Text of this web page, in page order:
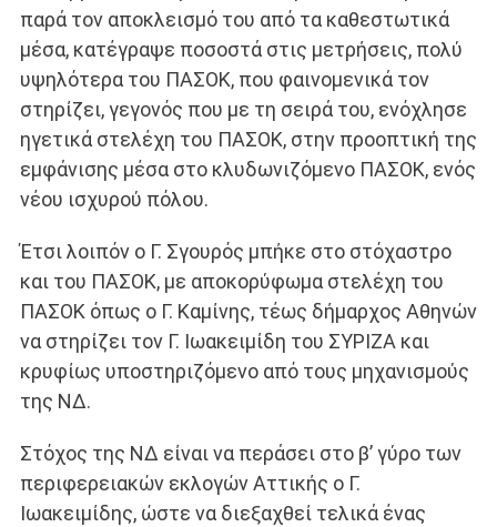
παρά τον αποκλεισμό του από τα καθεστωτικά
μέσα, κατέγραψε ποσοστά στις μετρήσεις, πολύ
υψηλότερα του ΠΑΣΟΚ, που φαινομενικά τον
στηρίζει, γεγονός που με τη σειρά του, ενόχλησε
ηγετικά στελέχη του ΠΑΣΟΚ, στην προοπτική της
εμφάνισης μέσα στο κλυδωνιζόμενο ΠΑΣΟΚ, ενός
νέου ισχυρού πόλου.
Έτσι λοιπόν ο Γ. Σγουρός μπήκε στο στόχαστρο
και του ΠΑΣΟΚ, με αποκορύφωμα στελέχη του
ΠΑΣΟΚ όπως ο Γ. Καμίνης, τέως δήμαρχος Αθηνών
να στηρίζει τον Γ. Ιωακειμίδη του ΣΥΡΙΖΑ και
κρυφίως υποστηριζόμενο από τους μηχανισμούς
της ΝΔ.
Στόχος της ΝΔ είναι να περάσει στο β’ γύρο των
περιφερειακών εκλογών Αττικής ο Γ.
Ιωακειμίδης, ώστε να διεξαχθεί τελικά ένας